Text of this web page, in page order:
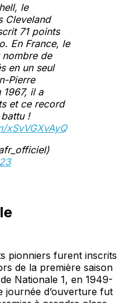
le
Cleveland
71 points
En France, le
de
en un seul
Pierre
1967, il a
et ce record
!
xSvVGXvAyQ
pionniers furent inscrits
de la première saison
Nationale 1, en 1949-
journée d’ouverture fut